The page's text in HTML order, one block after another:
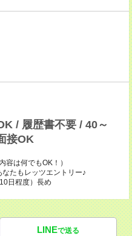
/ 履歴書不要 / 40～
接OK
容は何でもOK！）
たもレッツエントリー♪
日程度）長め
LINEで送る